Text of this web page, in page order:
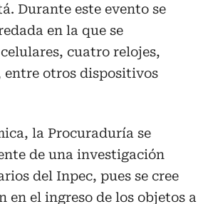
Durante este evento se
en la que se
cuatro relojes,
entre otros dispositivos
la Procuraduría se
de una investigación
del Inpec, pues se cree
en el ingreso de los objetos a